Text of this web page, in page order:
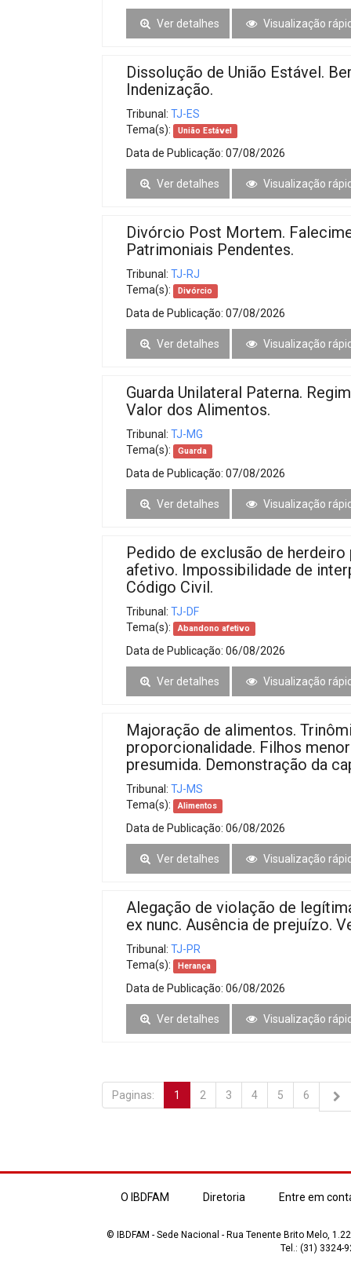
Ver detalhes Visualização
Dissolução de União Estável.
Indenização.
Tribunal: TJ-ES
Tema(s):
União Estável
Data de Publicação: 07/08/2026
Ver detalhes Visualização
Divórcio Post Mortem.
Patrimoniais Pendentes.
Tribunal: TJ-RJ
Tema(s):
Divórcio
Data de Publicação: 07/08/2026
Ver detalhes Visualização
Guarda Unilateral Paterna.
Valor dos Alimentos.
Tribunal: TJ-MG
Tema(s):
Guarda
Data de Publicação: 07/08/2026
Ver detalhes Visualização
Pedido de exclusão de
afetivo. Impossibilidade de
Código Civil.
Tribunal: TJ-DF
Tema(s):
Abandono afetivo
Data de Publicação: 06/08/2026
Ver detalhes Visualização
Majoração de alimentos.
proporcionalidade. Filhos
presumida. Demonstração da
Tribunal: TJ-MS
Tema(s):
Alimentos
Data de Publicação: 06/08/2026
Ver detalhes Visualização
Alegação de violação de
ex nunc. Ausência de prejuízo.
Tribunal: TJ-PR
Tema(s):
Herança
Data de Publicação: 06/08/2026
Ver detalhes Visualização
Paginas: 1 2 3 4 5 6
O IBDFAM Diretoria Entre em
© IBDFAM - Sede Nacional - Rua Tenente Brito Melo,
Tel.: (31) 3324-